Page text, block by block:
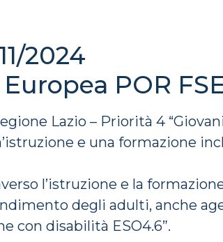
2024
POR
Lazio – Priorità 4
e una formazione
l’istruzione e la
degli adulti, anche
con disabilità ESO4.6”.